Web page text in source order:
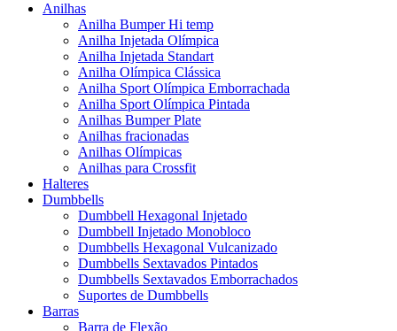
Anilhas
Anilha Bumper Hi temp
Anilha Injetada Olímpica
Anilha Injetada Standart
Anilha Olímpica Clássica
Anilha Sport Olímpica Emborrachada
Anilha Sport Olímpica Pintada
Anilhas Bumper Plate
Anilhas fracionadas
Anilhas Olímpicas
Anilhas para Crossfit
Halteres
Dumbbells
Dumbbell Hexagonal Injetado
Dumbbell Injetado Monobloco
Dumbbells Hexagonal Vulcanizado
Dumbbells Sextavados Pintados
Dumbbells Sextavados Emborrachados
Suportes de Dumbbells
Barras
Barra de Flexão